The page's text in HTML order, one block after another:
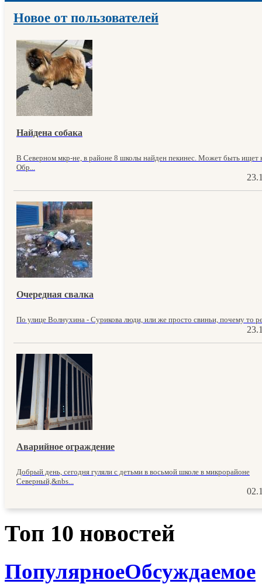
Новое от пользователей
Найдена собака
В Северном мкр-не, в районе 8 школы найден пекинес. Может быть ищет
Обр...
Очередная свалка
По улице Волнухина - Сурикова люди, или же просто свиньи, почему то
Аварийное ограждение
Добрый день, сегодня гуляли с детьми в восьмой школе в микрорайоне
Северный,&nbs...
Топ 10 новостей
ПопулярноеОбсуждаемое